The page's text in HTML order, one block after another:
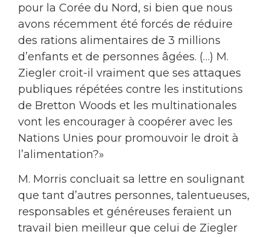
pour la Corée du Nord, si bien que nous
avons récemment été forcés de réduire
des rations alimentaires de 3 millions
d’enfants et de personnes âgées. (…) M.
Ziegler croit-il vraiment que ses attaques
publiques répétées contre les institutions
de Bretton Woods et les multinationales
vont les encourager à coopérer avec les
Nations Unies pour promouvoir le droit à
l’alimentation?»
M. Morris concluait sa lettre en soulignant
que tant d’autres personnes, talentueuses,
responsables et généreuses feraient un
travail bien meilleur que celui de Ziegler